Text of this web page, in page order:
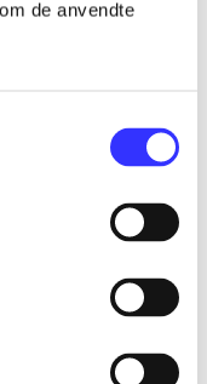
de anvendte